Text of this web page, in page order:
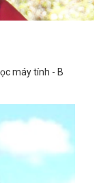
máy tính - B